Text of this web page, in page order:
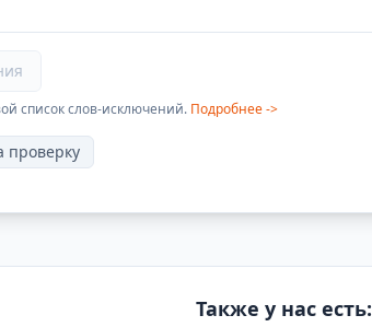
список слов-исключений. Подробнее ->
проверку
Также у нас есть: